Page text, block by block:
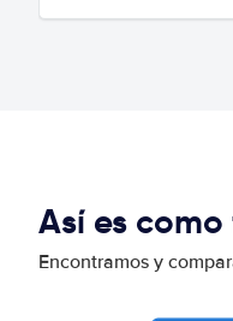
Así es como
Encontramos y